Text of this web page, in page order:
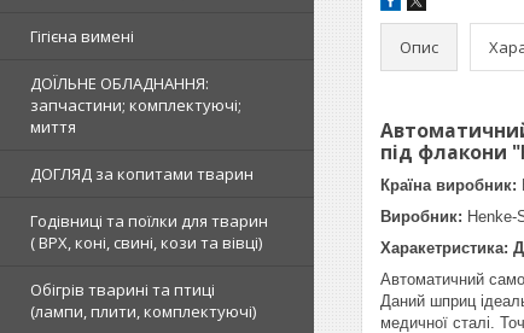
Гігієна вимені
ДОЇЛЬНЕ ОБЛАДНАННЯ:
запчастини; комплектуючі;
миття
ДОГЛЯД за копитами тварин
Годівниці та поїлки для тварин
( ВРХ, коні, свині, кози та вівці)
Обігрів тварині та птиці
(лампи, плити, комплектуючі)
Опис
під флакони
Країна виробник:
Виробник: Нenke-
Харакетристика:
Автоматичний
Даний шприц
медичної сталі.